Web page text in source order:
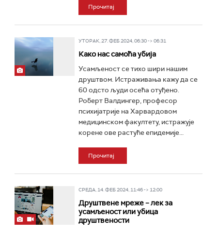
Прочитај
УТОРАК, 27. ФЕБ 2024, 06:30 -> 06:31
Како нас самоћа убија
Усамљеност се тихо шири нашим
друштвом. Истраживања кажу да се
60 одсто људи осећа отуђено.
Роберт Валдингер, професор
психијатрије на Харвардовом
медицинском факултету, истражује
корене ове растуће епидемије...
Прочитај
СРЕДА, 14. ФЕБ 2024, 11:46 -> 12:00
Друштвене мреже – лек за
усамљеност или убица
друштвености